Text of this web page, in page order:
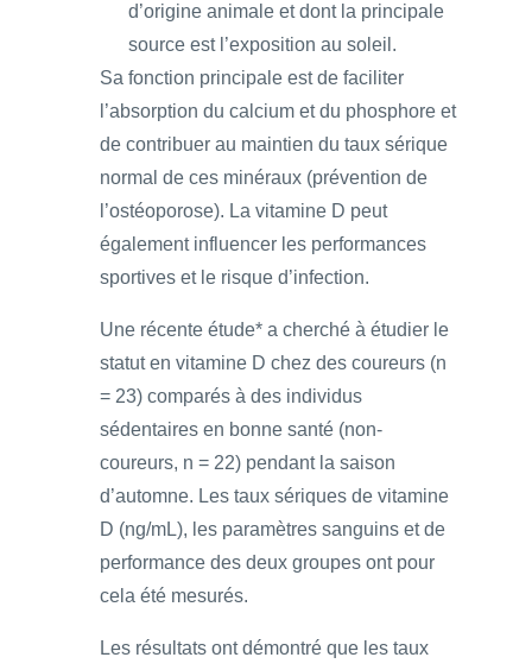
d’origine animale et dont la principale
source est l’exposition au soleil.
Sa fonction principale est de faciliter
l’absorption du calcium et du phosphore et
de contribuer au maintien du taux sérique
normal de ces minéraux (prévention de
l’ostéoporose). La vitamine D peut
également influencer les performances
sportives et le risque d’infection.
Une récente étude* a cherché à étudier le
statut en vitamine D chez des coureurs (n
= 23) comparés à des individus
sédentaires en bonne santé (non-
coureurs, n = 22) pendant la saison
d’automne. Les taux sériques de vitamine
D (ng/mL), les paramètres sanguins et de
performance des deux groupes ont pour
cela été mesurés.
Les résultats ont démontré que les taux